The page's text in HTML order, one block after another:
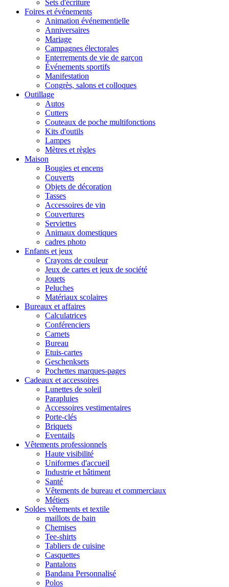
Sets d'écriture
Foires et événements
Animation événementielle
Anniversaires
Mariage
Campagnes électorales
Enterrements de vie de garçon
Événements sportifs
Manifestation
Congrès, salons et colloques
Outillage
Autos
Cutters
Couteaux de poche multifonctions
Kits d'outils
Lampes
Mètres et règles
Maison
Bougies et encens
Couverts
Objets de décoration
Tasses
Accessoires de vin
Couvertures
Serviettes
Animaux domestiques
cadres photo
Enfants et jeux
Crayons de couleur
Jeux de cartes et jeux de société
Jouets
Peluches
Matériaux scolaires
Bureaux et affaires
Calculatrices
Conférenciers
Carnets
Bureau
Etuis-cartes
Geschenksets
Pochettes marques-pages
Cadeaux et accessoires
Lunettes de soleil
Parapluies
Accessoires vestimentaires
Porte-clés
Briquets
Eventails
Vêtements professionnels
Haute visibilité
Uniformes d'accueil
Industrie et bâtiment
Santé
Vêtements de bureau et commerciaux
Métiers
Soldes vêtements et textile
maillots de bain
Chemises
Tee-shirts
Tabliers de cuisine
Casquettes
Pantalons
Bandana Personnalisé
Polos